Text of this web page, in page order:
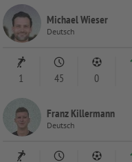
Michael Wieser
Deutsch
1 45 0
Franz Killermann
Deutsch